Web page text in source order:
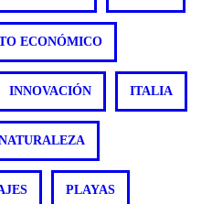
ECONÓMICO
INNOVACIÓN ITALIA
PLAYAS